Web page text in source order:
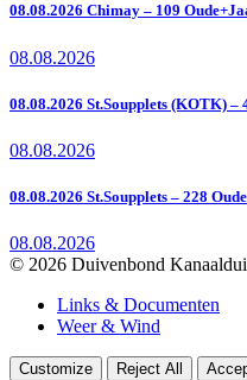
08.08.2026 Chimay – 109
08.08.2026
08.08.2026 St.Soupplets (KOTK) –
08.08.2026
08.08.2026 St.Soupplets – 228
08.08.2026
© 2026 Duivenbond
Links & Documenten
Weer & Wind
Customize Reject All